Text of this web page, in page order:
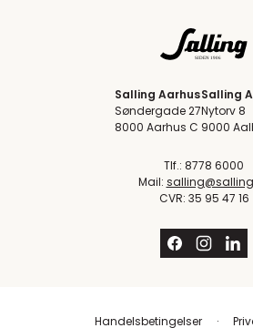
Salling Aarhus
Søndergade 27
8000 Aarhus C
Salling
Nytorv 8
9000
Tlf.: 8778 6000
Mail:
CVR: 35 95 47 16
Handelsbetingelser